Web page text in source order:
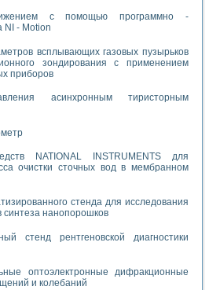
с помощью программно -
NI - Motion
всплывающих газовых пузырьков
зондирования с применением
приборов
асинхронным тиристорным
NATIONAL INSTRUMENTS для
очистки сточных вод в мембранном
стенда для исследования
нанопорошков
стенд рентгеновской диагностики
оптоэлектронные дифракционные
и колебаний